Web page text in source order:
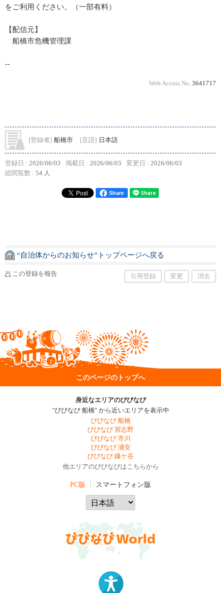
をご利用ください。（一部有料）
【配信元】
船橋市危機管理課
--
Web Access No. 3641717
[登録者] 船橋市 [言語] 日本語
登録日 : 2026/06/03 掲載日 : 2026/06/03 変更日 : 2026/06/03
総閲覧数 : 54 人
Share
“自治体からのお知らせ”トップページへ戻る
この登録を報告 引用登録 変更 消去
このページのトップへ
身近なエリアのびびなび
"びびなび 船橋" から近いエリアを表示中
びびなび 船橋
びびなび 習志野
びびなび 市川
びびなび 浦安
びびなび 鎌ケ谷
他エリアのびびなびはこちらから
PC版 スマートフォン版